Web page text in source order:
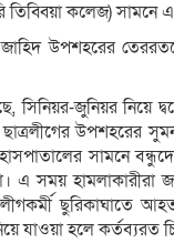
তিব্বিয়া কলেজ) সামনে
উপশহরের
সিনিয়র-জুনিয়র নিয়ে
উপশহরের
সামনে
এ সময়
ছুরিকাঘাতে
যাওয়া হলে কর্তব্যরত